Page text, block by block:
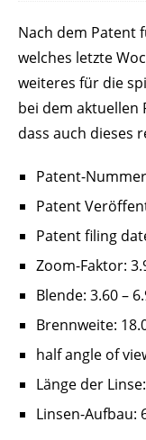
Nach dem Patent
welches letzte
weiteres für die
bei dem aktuellen
dass auch dieses
Patent-
Patent
Patent filing
Zoom-Faktor:
Blende: 3.60 –
Brennweite:
half angle of
Länge der
Linsen-Aufbau: